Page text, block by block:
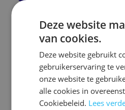
product
heeft
meerdere
variaties.
Deze
optie
Deze website
van cookies.
Deze website gebruikt
gebruikerservaring te
onze website te
alle cookies in
Cookiebeleid. Lees